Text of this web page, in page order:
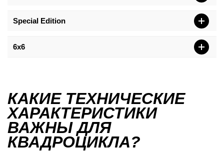
Special Edition
6x6
КАКИЕ ТЕХНИЧЕСКИЕ
ХАРАКТЕРИСТИКИ
ВАЖНЫ ДЛЯ
КВАДРОЦИКЛА?